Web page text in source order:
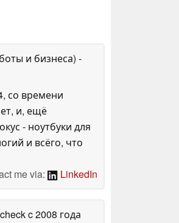
и бизнеса) -
со времени
и, ещё
- ноутбуки для
и всёго, что
me via:
LinkedIn
c 2008 года